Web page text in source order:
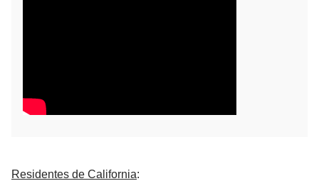
Residentes de California: